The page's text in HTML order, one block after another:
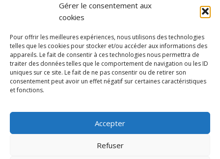
Gérer le consentement aux
cookies
Pour offrir les meilleures expériences, nous utilisons des technologies
telles que les cookies pour stocker et/ou accéder aux informations des
appareils. Le fait de consentir à ces technologies nous permettra de
traiter des données telles que le comportement de navigation ou les ID
uniques sur ce site. Le fait de ne pas consentir ou de retirer son
consentement peut avoir un effet négatif sur certaines caractéristiques
et fonctions.
Accepter
Refuser
et de loisirs
Contact
Mentions légales